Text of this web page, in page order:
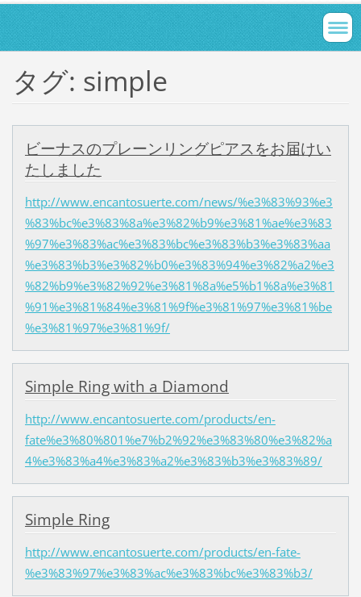
タグ: simple
ビーナスのプレーンリングピアスをお届けい
たしました
http://www.encantosuerte.com/news/%e3%83%93%e3
%83%bc%e3%83%8a%e3%82%b9%e3%81%ae%e3%83
%97%e3%83%ac%e3%83%bc%e3%83%b3%e3%83%aa
%e3%83%b3%e3%82%b0%e3%83%94%e3%82%a2%e3
%82%b9%e3%82%92%e3%81%8a%e5%b1%8a%e3%81
%91%e3%81%84%e3%81%9f%e3%81%97%e3%81%be
%e3%81%97%e3%81%9f/
Simple Ring with a Diamond
http://www.encantosuerte.com/products/en-
fate%e3%80%801%e7%b2%92%e3%83%80%e3%82%a
4%e3%83%a4%e3%83%a2%e3%83%b3%e3%83%89/
Simple Ring
http://www.encantosuerte.com/products/en-fate-
%e3%83%97%e3%83%ac%e3%83%bc%e3%83%b3/